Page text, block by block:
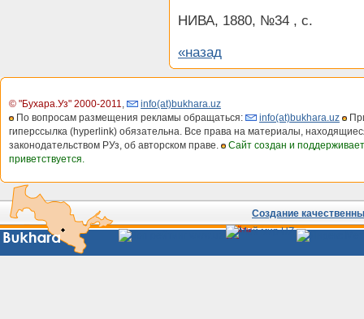
НИВА, 1880, №34 , с.
«назад
© "Бухара.Уз" 2000-2011,
info(at)bukhara.uz
По вопросам размещения рекламы обращаться:
info(at)bukhara.uz
гиперссылка (hyperlink) обязательна. Все права на материалы,
законодательством РУз, об авторском праве.
Сайт создан и
приветствуется.
Создание
Сайты
Узбекистана